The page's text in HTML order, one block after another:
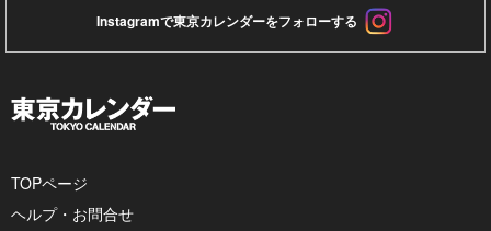
Instagramで東京カレンダーをフォローする
TOPページ
ヘルプ・お問合せ